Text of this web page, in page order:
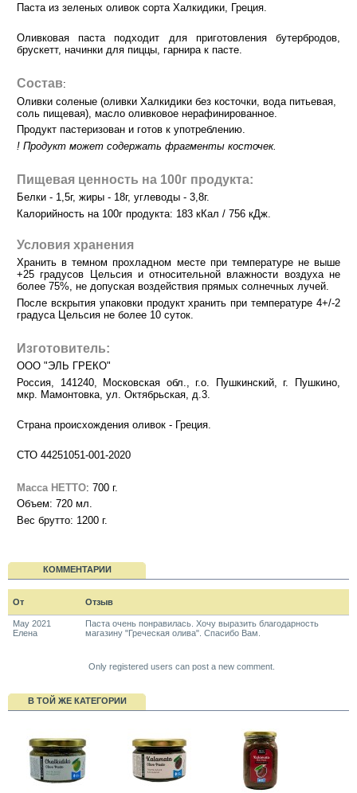
Паста из зеленых оливок сорта Халкидики, Греция.
Оливковая паста подходит для приготовления бутербродов,
брускетт, начинки для пиццы, гарнира к пасте.
Состав:
Оливки соленые (оливки Халкидики без косточки, вода питьевая,
соль пищевая), масло оливковое нерафинированное.
Продукт пастеризован и готов к употреблению.
! Продукт может содержать фрагменты косточек.
Пищевая ценность на 100г продукта:
Белки - 1,5г, жиры - 18г, углеводы - 3,8г.
Калорийность на 100г продукта: 183 кКал / 756 кДж.
Условия хранения
Хранить в темном прохладном месте при температуре не выше
+25 градусов Цельсия и относительной влажности воздуха не
более 75%, не допуская воздействия прямых солнечных лучей.
После вскрытия упаковки продукт хранить при температуре 4+/-2
градуса Цельсия не более 10 суток.
Изготовитель:
ООО "ЭЛЬ ГРЕКО"
Россия, 141240, Московская обл., г.о. Пушкинский, г. Пушкино,
мкр. Мамонтовка, ул. Октябрьская, д.3.
Страна происхождения оливок - Греция.
СТО 44251051-001-2020
Масса НЕТТО: 700 г.
Объем: 720 мл.
Вес брутто: 1200 г.
КОММЕНТАРИИ
От Отзыв
May 2021
Елена
Паста очень понравилась. Хочу выразить благодарность
магазину "Греческая олива". Спасибо Вам.
Only registered users can post a new comment.
В ТОЙ ЖЕ КАТЕГОРИИ